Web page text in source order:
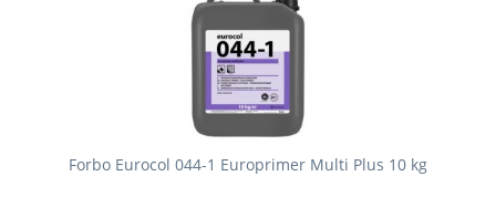
Forbo Eurocol 044-1 Europrimer Multi Plus 10 kg